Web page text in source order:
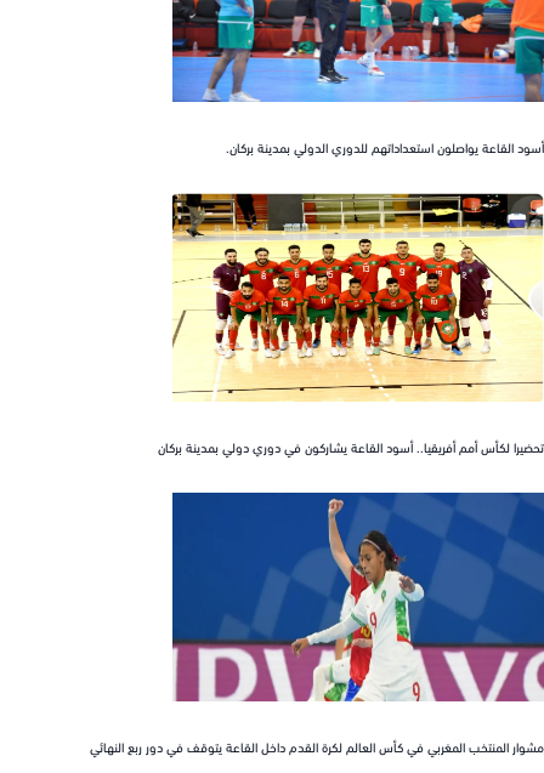
يواصلون استعداداتهم للدوري الدولي بمدينة بركان.
لكأس أمم أفريقيا.. أسود القاعة يشاركون في دوري دولي بمدينة بركان
المنتخب المغربي في كأس العالم لكرة القدم داخل القاعة يتوقف في دور ربع النهائي